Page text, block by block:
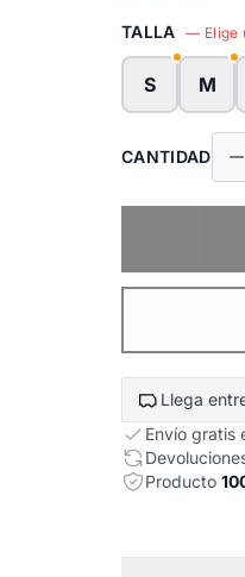
TALLA — Elige
S M
CANTIDAD
Llega
Envío gratis
Producto